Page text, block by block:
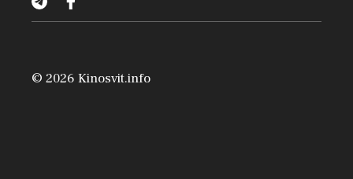
© 2026 Kinosvit.info